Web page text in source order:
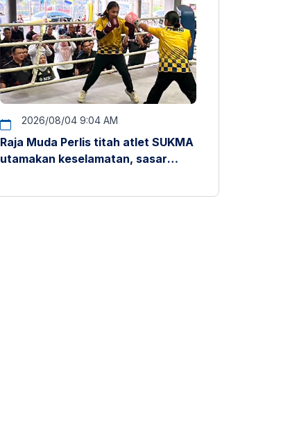
2026/08/04 9:04 AM
Raja Muda Perlis titah atlet SUKMA
utamakan keselamatan, sasar